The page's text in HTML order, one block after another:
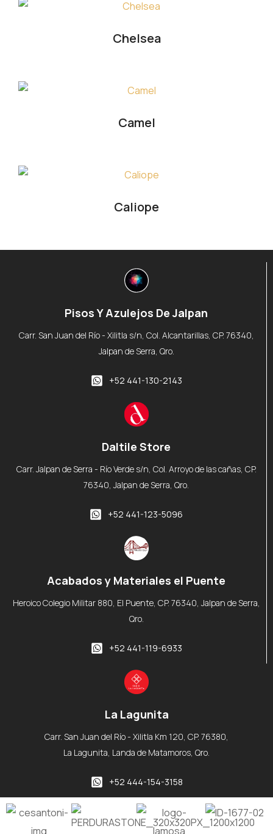
Chelsea
Camel
Caliope
Pisos Y Azulejos De Jalpan
Carr. San Juan del Río - Xilitla s/n, Col. Alcantarillas, CP. 76340,
Jalpan de Serra, Qro.
+52 441-130-2143
Daltile Store
Carr. Jalpan de Serra - Río Verde s/n, Col. Arroyo de las cañas, CP.
76340, Jalpan de Serra, Qro.
+52 441-123-5096
Acabados y Materiales el Puente
Heroico Colegio Militar 880, El Puente, CP. 76340, Jalpan de Serra,
Qro.
+52 441-119-6933
La Lagunita
Carr. San Juan del Río - Xilitla Km 120, CP. 76380,
La Lagunita, Landa de Matamoros, Qro.
+52 444-154-3158